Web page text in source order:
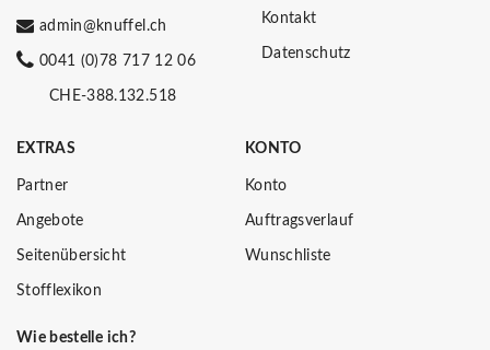
admin@knuffel.ch
0041 (0)78 717 12 06
CHE-388.132.518
Kontakt
Datenschutz
EXTRAS
Partner
Angebote
Seitenübersicht
Stofflexikon
KONTO
Konto
Auftragsverlauf
Wunschliste
Wie bestelle ich?